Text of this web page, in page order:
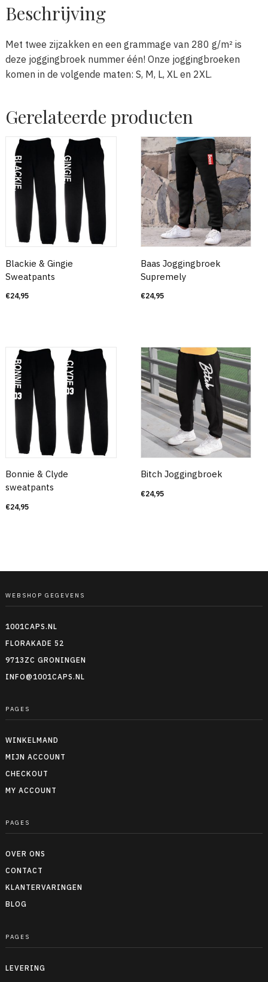
Beschrijving
Met twee zijzakken en een grammage van 280 g/m² is
deze joggingbroek nummer één! Onze joggingbroeken
komen in de volgende maten: S, M, L, XL en 2XL.
Gerelateerde producten
Blackie & Gingie
Sweatpants
€24,95
Baas Joggingbroek
Supremely
€24,95
Bonnie & Clyde
sweatpants
€24,95
Bitch Joggingbroek
€24,95
WEBSHOP GEGEVENS
1001CAPS.NL
FLORAKADE 52
9713ZC GRONINGEN
INFO@1001CAPS.NL
PAGES
WINKELMAND
MIJN ACCOUNT
CHECKOUT
MY ACCOUNT
PAGES
OVER ONS
CONTACT
KLANTERVARINGEN
BLOG
PAGES
LEVERING